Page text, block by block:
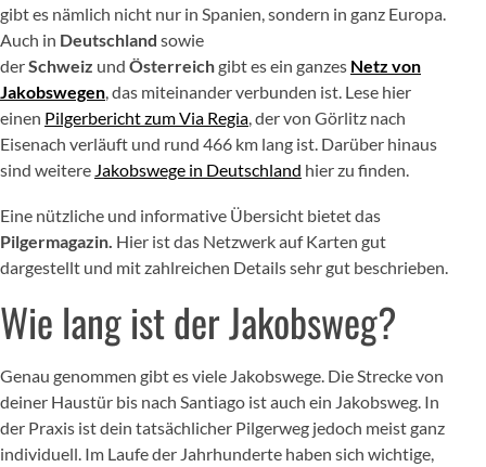
gibt es nämlich nicht nur in Spanien, sondern in ganz Europa.
Auch in Deutschland sowie
derSchweiz und Österreichgibt es ein ganzes Netz von
Jakobswegen, das miteinander verbunden ist. Lese hier
einen Pilgerbericht zum Via Regia, der von Görlitz nach
Eisenach verläuft und rund 466 km lang ist. Darüber hinaus
sind weitere Jakobswege in Deutschland hier zu finden.
Eine nützliche und informative Übersicht bietet das
Pilgermagazin. Hier ist das Netzwerk auf Karten gut
dargestellt und mit zahlreichen Details sehr gut beschrieben.
Wie lang ist der Jakobsweg?
Genau genommen gibt es viele Jakobswege. Die Strecke von
deiner Haustür bis nach Santiago ist auch ein Jakobsweg. In
der Praxis ist dein tatsächlicher Pilgerweg jedoch meist ganz
individuell. Im Laufe der Jahrhunderte haben sich wichtige,